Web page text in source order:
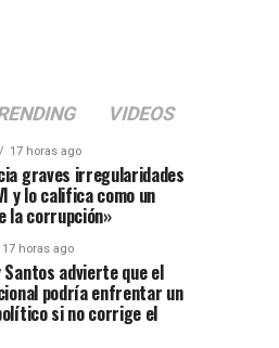
VIDEOS
17 horas ago
graves irregularidades
y lo califica como un
la corrupción»
17 horas ago
Santos advierte que el
podría enfrentar un
si no corrige el